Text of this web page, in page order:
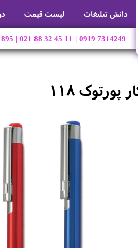
دانش تبلیغات لیست قیمت
| 021 88 32 45 11 | 0919 7314249
پورتوک 118